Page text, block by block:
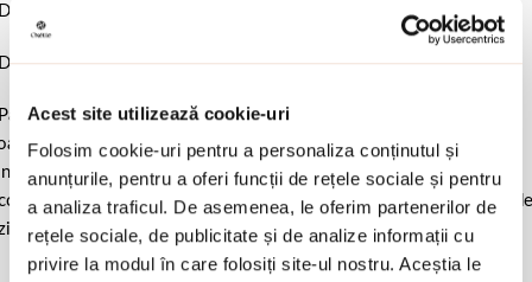
Acest site utilizează cookie-uri
Folosim cookie-uri pentru a personaliza conținutul și
anunțurile, pentru a oferi funcții de rețele sociale și pentru
a analiza traficul. De asemenea, le oferim partenerilor de
rețele sociale, de publicitate și de analize informații cu
privire la modul în care folosiți site-ul nostru. Aceștia le
interior 5.8 cm x 5 cm.
pietre 0.7 cm x 1.2 cm & 0.7 cm.
bijuteria in ambalajul original sau intr-un saculet de catifea
pentru a evita frecarea sau lovirea de alte materiale. Evitati
cu apa si produsele cosmetice. Dupa fiecare purtare este
sa o lustruiti cu o laveta curata pentru a evita depunerea de